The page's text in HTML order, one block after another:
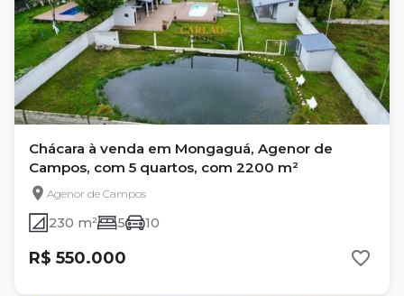
Chácara à venda em Mongaguá, Agenor de
Campos, com 5 quartos, com 2200 m²
Agenor de Campos
230 m² 5 10
R$ 550.000